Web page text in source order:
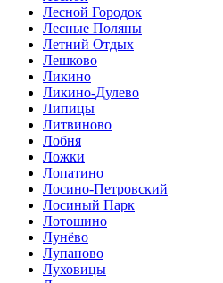
Лесной Городок
Лесные Поляны
Летний Отдых
Лешково
Ликино
Ликино-Дулево
Липицы
Литвиново
Лобня
Ложки
Лопатино
Лосино-Петровский
Лосиный Парк
Лотошино
Лунёво
Лупаново
Луховицы